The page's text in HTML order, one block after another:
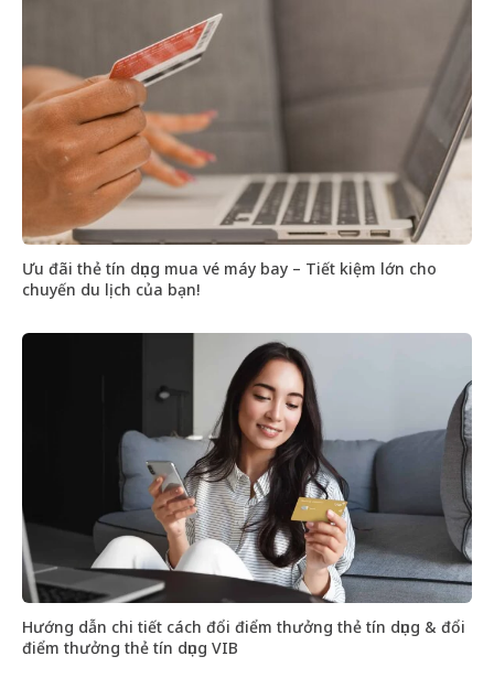
Ưu đãi thẻ tín dụng mua vé máy bay – Tiết kiệm lớn cho
chuyến du lịch của bạn!
Hướng dẫn chi tiết cách đổi điểm thưởng thẻ tín dụng & đổi
điểm thưởng thẻ tín dụng VIB